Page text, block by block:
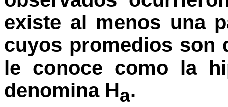
existe al menos una
cuyos promedios son
le conoce como la
denomina Ha.